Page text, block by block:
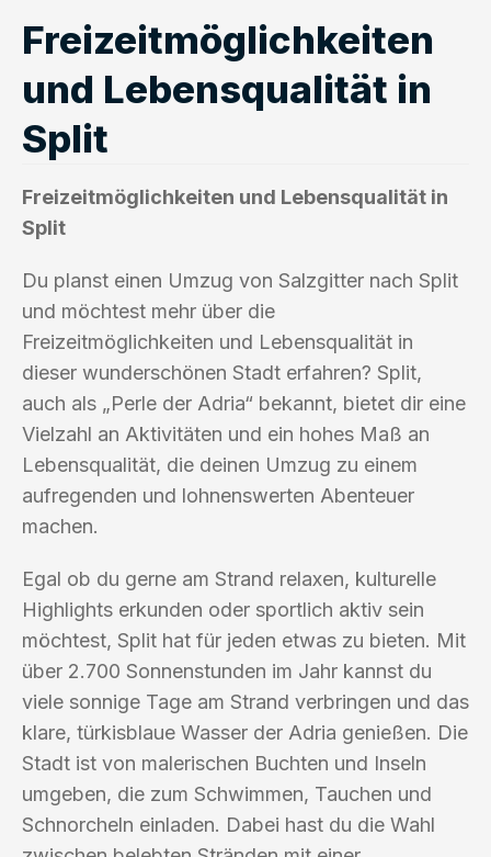
Freizeitmöglichkeiten
und Lebensqualität in
Split
Freizeitmöglichkeiten und Lebensqualität in
Split
Du planst einen Umzug von Salzgitter nach Split
und möchtest mehr über die
Freizeitmöglichkeiten und Lebensqualität in
dieser wunderschönen Stadt erfahren? Split,
auch als „Perle der Adria“ bekannt, bietet dir eine
Vielzahl an Aktivitäten und ein hohes Maß an
Lebensqualität, die deinen Umzug zu einem
aufregenden und lohnenswerten Abenteuer
machen.
Egal ob du gerne am Strand relaxen, kulturelle
Highlights erkunden oder sportlich aktiv sein
möchtest, Split hat für jeden etwas zu bieten. Mit
über 2.700 Sonnenstunden im Jahr kannst du
viele sonnige Tage am Strand verbringen und das
klare, türkisblaue Wasser der Adria genießen. Die
Stadt ist von malerischen Buchten und Inseln
umgeben, die zum Schwimmen, Tauchen und
Schnorcheln einladen. Dabei hast du die Wahl